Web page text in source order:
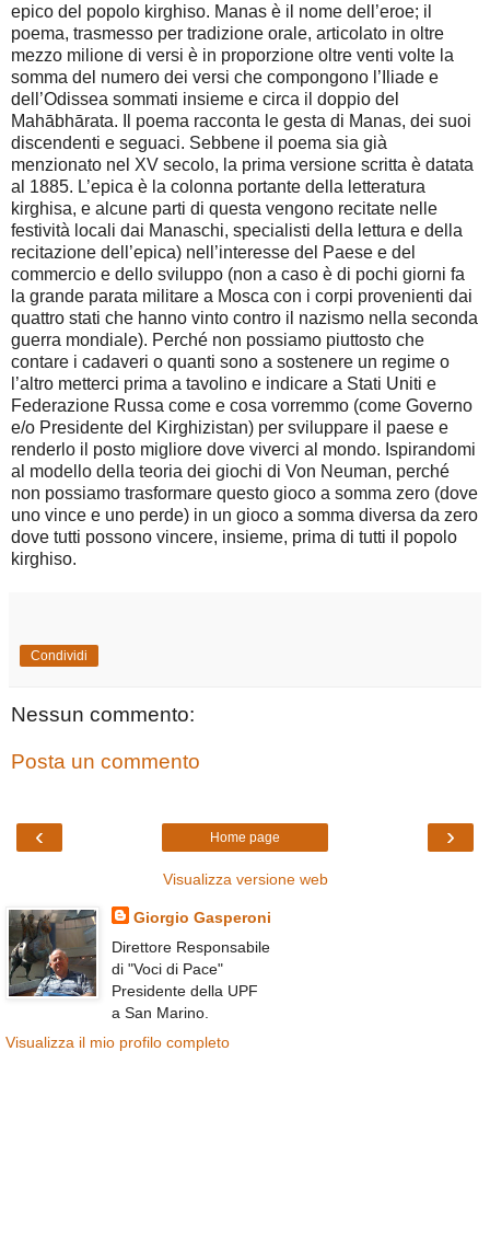
epico del popolo kirghiso. Manas è il nome dell’eroe; il
poema, trasmesso per tradizione orale, articolato in oltre
mezzo milione di versi è in proporzione oltre venti volte la
somma del numero dei versi che compongono l’Iliade e
dell’Odissea sommati insieme e circa il doppio del
Mahābhārata. Il poema racconta le gesta di Manas, dei suoi
discendenti e seguaci. Sebbene il poema sia già
menzionato nel XV secolo, la prima versione scritta è datata
al 1885. L’epica è la colonna portante della letteratura
kirghisa, e alcune parti di questa vengono recitate nelle
festività locali dai Manaschi, specialisti della lettura e della
recitazione dell’epica) nell’interesse del Paese e del
commercio e dello sviluppo (non a caso è di pochi giorni fa
la grande parata militare a Mosca con i corpi provenienti dai
quattro stati che hanno vinto contro il nazismo nella seconda
guerra mondiale). Perché non possiamo piuttosto che
contare i cadaveri o quanti sono a sostenere un regime o
l’altro metterci prima a tavolino e indicare a Stati Uniti e
Federazione Russa come e cosa vorremmo (come Governo
e/o Presidente del Kirghizistan) per sviluppare il paese e
renderlo il posto migliore dove viverci al mondo. Ispirandomi
al modello della teoria dei giochi di Von Neuman, perché
non possiamo trasformare questo gioco a somma zero (dove
uno vince e uno perde) in un gioco a somma diversa da zero
dove tutti possono vincere, insieme, prima di tutti il popolo
kirghiso.
Condividi
Nessun commento:
Posta un commento
‹ ›
Home page
Visualizza versione web
Giorgio Gasperoni
Direttore Responsabile
di "Voci di Pace"
Presidente della UPF
a San Marino.
Visualizza il mio profilo completo